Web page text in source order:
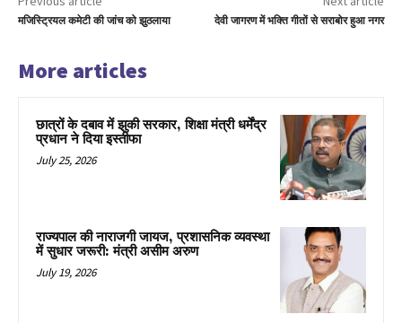
मजिस्ट्रियल कमेटी की जांच को झुठलाया देवी जागरण में भक्ति गीतों से सराबोर हुआ नगर
More articles
छात्रों के दबाव में झुकी सरकार, शिक्षा मंत्री धर्मेंद्र
प्रधान ने दिया इस्तीफा
July 25, 2026
राज्यपाल की नाराजगी जायज, प्रशासनिक व्यवस्था
में सुधार जरूरी: मंत्री असीम अरुण
July 19, 2026